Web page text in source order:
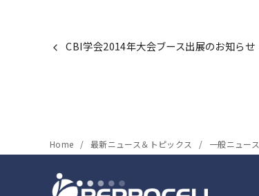
CBI学会2014年大会ブース出展のお知らせ
Home 最新ニュース＆トピックス 一般ニュース